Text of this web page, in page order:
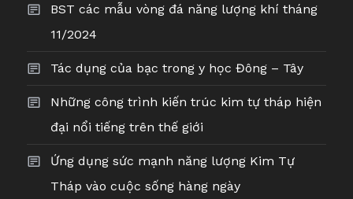
viết
BST các mẫu vòng đá năng lượng khí tháng
11/2024
Tác dụng của bạc trong y học Đông – Tây
Những công trình kiến trúc kim tự tháp hiện
đại nổi tiếng trên thế giới
Ứng dụng sức mạnh năng lượng Kim Tự
Tháp vào cuộc sống hàng ngày